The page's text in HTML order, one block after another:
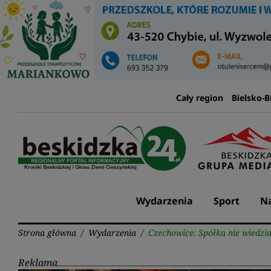
Przejdź
do
treści
Cały region Bielsko-
Wydarzenia Sport
Strona główna / Wydarzenia / Czechowice: Spółka nie
Reklama